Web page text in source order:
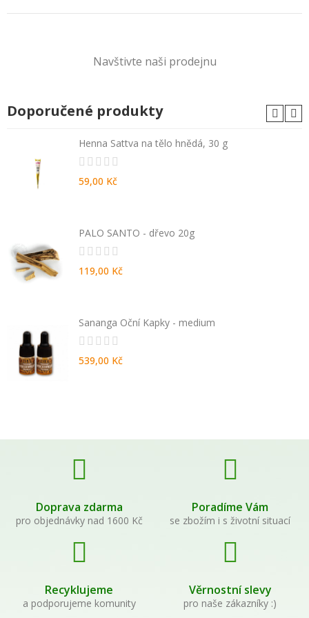
Navštivte naši prodejnu
Doporučené produkty
Henna Sattva na tělo hnědá, 30 g
59,00 Kč
PALO SANTO - dřevo 20g
119,00 Kč
Sananga Oční Kapky - medium
539,00 Kč
Doprava zdarma
pro objednávky nad 1600 Kč
Poradíme Vám
se zbožím i s životní situací
Recyklujeme
a podporujeme komunity
Věrnostní slevy
pro naše zákazníky :)